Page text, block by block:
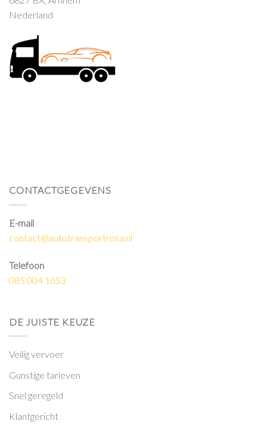
Nederland
CONTACTGEGEVENS
E-mail
contact@autotransportrosa.nl
Telefoon
085 004 1653
DE JUISTE KEUZE
Veilig vervoer
Gunstige tarieven
Snel geregeld
Klantgericht